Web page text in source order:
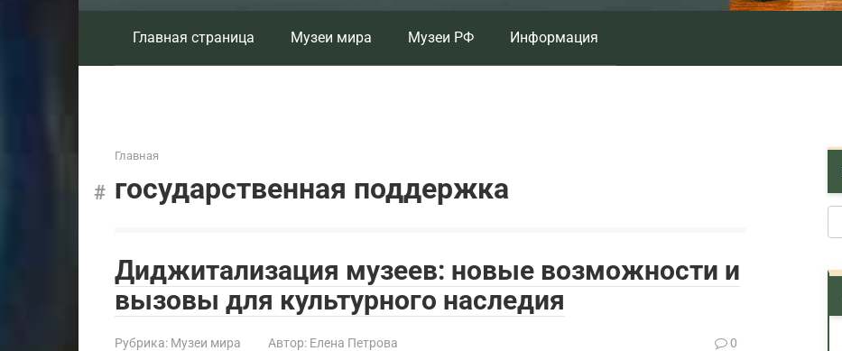
Главная страница Музеи мира Музеи РФ Информация
Главная
государственная поддержка
Диджитализация музеев: новые возможности и
вызовы для культурного наследия
Рубрика: Музеи мира Автор: Елена Петрова 0